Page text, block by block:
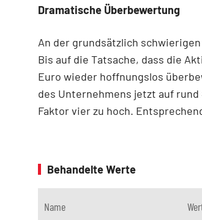
Dramatische Überbewertung
An der grundsätzlich
Bis auf die Tatsache, dass die
Euro wieder hoffnungslos
des Unternehmens jetzt auf
Faktor vier zu hoch.
Behandelte Werte
Name